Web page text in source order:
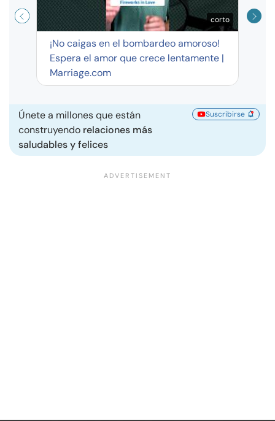
corto
¡No caigas en el bombardeo amoroso!
Espera el amor que crece lentamente |
Marriage.com
Únete a millones que están
construyendo relaciones más
saludables y felices
Suscribirse